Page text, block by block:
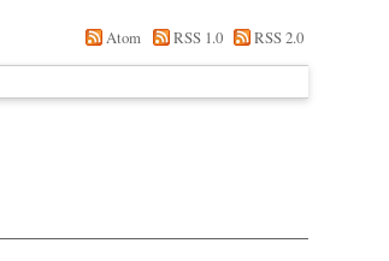
Atom RSS 1.0 RSS 2.0